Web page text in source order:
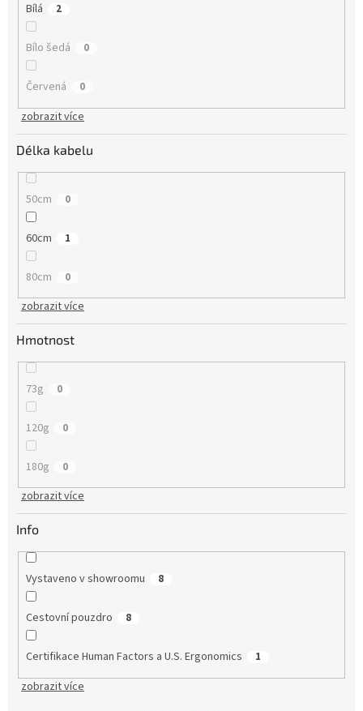
Bílá 2
Bílo šedá 0
Červená 0
zobrazit více
Délka kabelu
50cm 0
60cm 1
80cm 0
zobrazit více
Hmotnost
73g 0
120g 0
180g 0
zobrazit více
Info
Vystaveno v showroomu 8
Cestovní pouzdro 8
Certifikace Human Factors a U.S. Ergonomics 1
zobrazit více